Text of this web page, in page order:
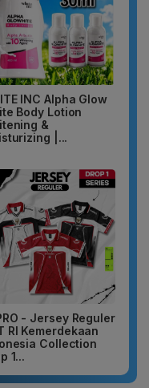
INC Alpha Glow
Body Lotion
&
|...
- Jersey Reguler
RI Kemerdekaan
Collection
1...